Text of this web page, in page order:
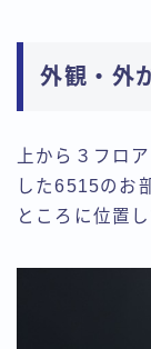
外観・外
上から３フロ
した6515のお
ところに位置し